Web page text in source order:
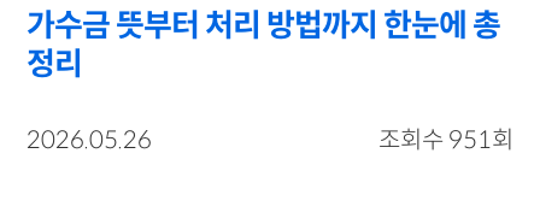
가수금 뜻부터 처리 방법까지 한눈에 총
정리
2026.05.26 조회수 951회